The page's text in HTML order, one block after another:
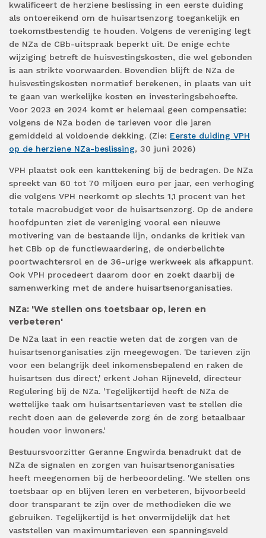
kwalificeert de herziene beslissing in een eerste duiding
als ontoereikend om de huisartsenzorg toegankelijk en
toekomstbestendig te houden. Volgens de vereniging legt
de NZa de CBb-uitspraak beperkt uit. De enige echte
wijziging betreft de huisvestingskosten, die wel gebonden
is aan strikte voorwaarden. Bovendien blijft de NZa de
huisvestingskosten normatief berekenen, in plaats van uit
te gaan van werkelijke kosten en investeringsbehoefte.
Voor 2023 en 2024 komt er helemaal geen compensatie:
volgens de NZa boden de tarieven voor die jaren
gemiddeld al voldoende dekking. (Zie: Eerste duiding VPH
op de herziene NZa-beslissing, 30 juni 2026)
VPH plaatst ook een kanttekening bij de bedragen. De NZa
spreekt van 60 tot 70 miljoen euro per jaar, een verhoging
die volgens VPH neerkomt op slechts 1,1 procent van het
totale macrobudget voor de huisartsenzorg. Op de andere
hoofdpunten ziet de vereniging vooral een nieuwe
motivering van de bestaande lijn, ondanks de kritiek van
het CBb op de functiewaardering, de onderbelichte
poortwachtersrol en de 36-urige werkweek als afkappunt.
Ook VPH procedeert daarom door en zoekt daarbij de
samenwerking met de andere huisartsenorganisaties.
NZa: 'We stellen ons toetsbaar op, leren en
verbeteren'
De NZa laat in een reactie weten dat de zorgen van de
huisartsenorganisaties zijn meegewogen. 'De tarieven zijn
voor een belangrijk deel inkomensbepalend en raken de
huisartsen dus direct,' erkent Johan Rijneveld, directeur
Regulering bij de NZa. 'Tegelijkertijd heeft de NZa de
wettelijke taak om huisartsentarieven vast te stellen die
recht doen aan de geleverde zorg én de zorg betaalbaar
houden voor inwoners.'
Bestuursvoorzitter Geranne Engwirda benadrukt dat de
NZa de signalen en zorgen van huisartsenorganisaties
heeft meegenomen bij de herbeoordeling. 'We stellen ons
toetsbaar op en blijven leren en verbeteren, bijvoorbeeld
door transparant te zijn over de methodieken die we
gebruiken. Tegelijkertijd is het onvermijdelijk dat het
vaststellen van maximumtarieven een spanningsveld